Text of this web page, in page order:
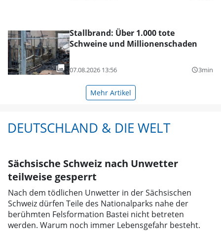
Stallbrand: Über 1.000 tote
Schweine und Millionenschaden
07.08.2026 13:56 query_builder3min
Mehr Artikel
DEUTSCHLAND & DIE WELT
Sächsische Schweiz nach Unwetter
teilweise gesperrt
Nach dem tödlichen Unwetter in der Sächsischen
Schweiz dürfen Teile des Nationalparks nahe der
berühmten Felsformation Bastei nicht betreten
werden. Warum noch immer Lebensgefahr besteht.